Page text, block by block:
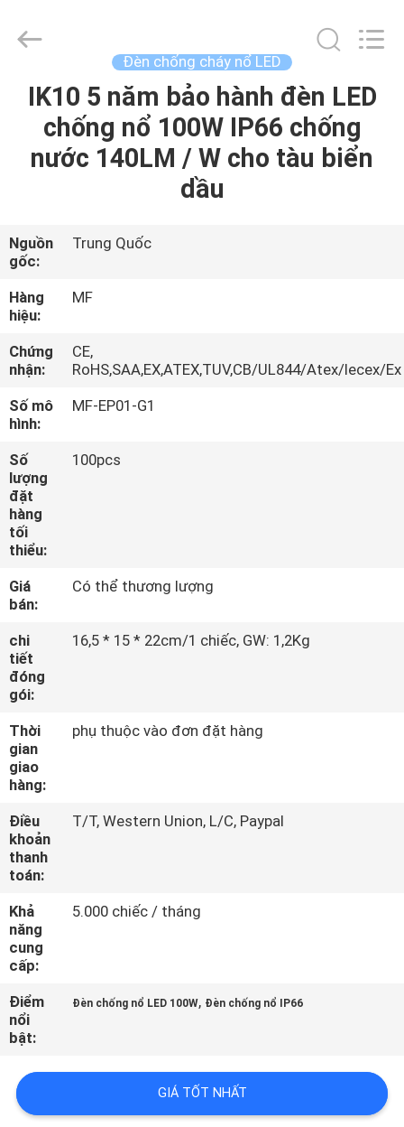
TRANG
CHỦ
PHẨM
VIDEO
VỀ
CHÚNG
TÔI
THAM
QUAN
NHÀ
MÁY
KIỂM
SOÁT
CHẤT
LƯỢNG
LIÊN
HỆ
CHÚNG
TÔI
YÊU
CẦU
BÁO
GIÁ
SƠ
ĐỒ
Feng
Lighting
Đèn chống cháy nổ LED
IK10 5 năm bảo hành đèn LED
chống nổ 100W IP66 chống
nước 140LM / W cho tàu biển
dầu
Nguồn
gốc:
Trung Quốc
Hàng
hiệu:
MF
Chứng
nhận:
CE,
RoHS,SAA,EX,ATEX,TUV,CB/UL844/Atex/Iecex/Ex
Số mô
hình:
MF-EP01-G1
Số
lượng
đặt
hàng
tối
thiểu:
100pcs
Giá
bán:
Có thể thương lượng
chi
tiết
đóng
gói:
16,5 * 15 * 22cm/1 chiếc, GW: 1,2Kg
Thời
gian
giao
hàng:
phụ thuộc vào đơn đặt hàng
Điều
khoản
thanh
toán:
T/T, Western Union, L/C, Paypal
Khả
năng
cung
cấp:
5.000 chiếc / tháng
Điểm
nổi
bật:
Đèn chống nổ LED 100W, Đèn chống nổ IP66
GIÁ TỐT NHẤT